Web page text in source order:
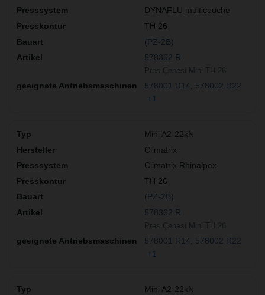
DYNAFLU multicouche
TH 26
(PZ-2B)
578362 R
578001 R14
578002 R22
+1
Mini A2-22kN
Climatrix
Climatrix Rhinalpex
TH 26
(PZ-2B)
578362 R
578001 R14
578002 R22
+1
Mini A2-22kN